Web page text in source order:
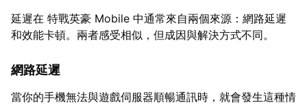
延遲在 特戰英豪 Mobile 中通常來自兩個來源：網路延遲
和效能卡頓。兩者感受相似，但成因與解決方式不同。
網路延遲
當你的手機無法與遊戲伺服器順暢通訊時，就會發生這種情